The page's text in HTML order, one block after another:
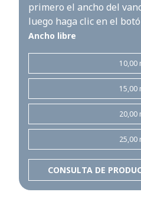
primero el ancho del
luego haga clic en el
Ancho libre
10,00
15,00
20,00
25,00
CONSULTA DE